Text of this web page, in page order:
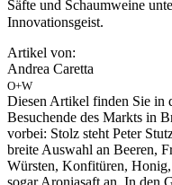
Säfte und Schaumweine
Innovationsgeist.
Artikel von:
Andrea Caretta
O+W
Diesen Artikel finden Sie in
Besuchende des Markts in
vorbei: Stolz steht Peter
breite Auswahl an Beeren,
Würsten, Konfitüren, Honig,
sogar Aroniasaft an. In den